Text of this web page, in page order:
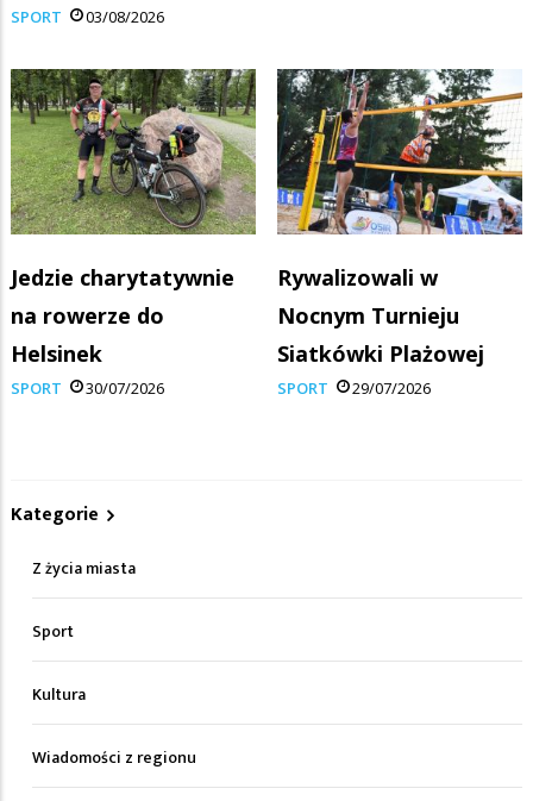
SPORT 03/08/2026
Jedzie charytatywnie
na rowerze do
Helsinek
SPORT 30/07/2026
Rywalizowali w
Nocnym Turnieju
Siatkówki Plażowej
SPORT 29/07/2026
Kategorie
Z życia miasta
Sport
Kultura
Wiadomości z regionu